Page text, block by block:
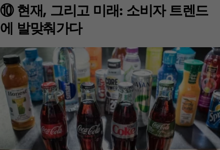
⑩ 현재, 그리고 미래: 소비자 트렌드
에 발맞춰가다